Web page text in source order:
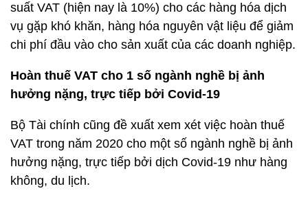
suất VAT (hiện nay là 10%) cho các hàng hóa dịch
vụ gặp khó khăn, hàng hóa nguyên vật liệu để giảm
chi phí đầu vào cho sản xuất của các doanh nghiệp.
Hoàn thuế VAT cho 1 số ngành nghề bị ảnh
hưởng nặng, trực tiếp bởi Covid-19
Bộ Tài chính cũng đề xuất xem xét việc hoàn thuế
VAT trong năm 2020 cho một số ngành nghề bị ảnh
hưởng nặng, trực tiếp bởi dịch Covid-19 như hàng
không, du lịch.